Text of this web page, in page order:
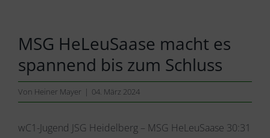
MSG HeLeuSaase macht es
spannend bis zum Schluss
Von Heiner Mayer | 04. März 2024
wC1-Jugend JSG Heidelberg – MSG HeLeuSaase 30:31